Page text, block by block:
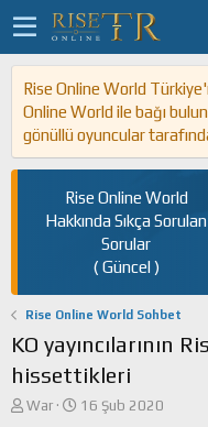
Rise Online World
Online World ile bağı
gönüllü oyuncular
Rise Online World
Hakkında Sıkça Sorulan
Sorular
( Güncel )
Rise Online World Sohbet
KO yayıncılarının
hissettikleri
K
War
B16 Şub 2020